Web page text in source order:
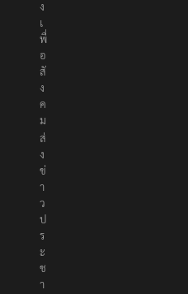
ล
า
ง
เ
พื่
อ
สั
ง
ค
ม
ส่
ง
ข่
า
ว
ป
ร
ะ